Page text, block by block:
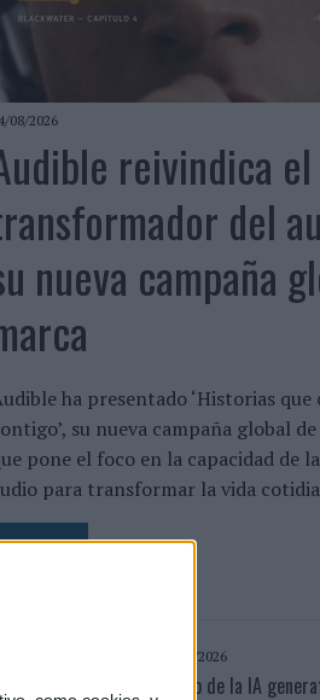
08/2026
reivindica
del
nueva campaña
ha presentado ‘Historias que
su nueva campaña global
pone el foco en la capacidad de
para transformar la vida
06/08/2026
El uso de la IA